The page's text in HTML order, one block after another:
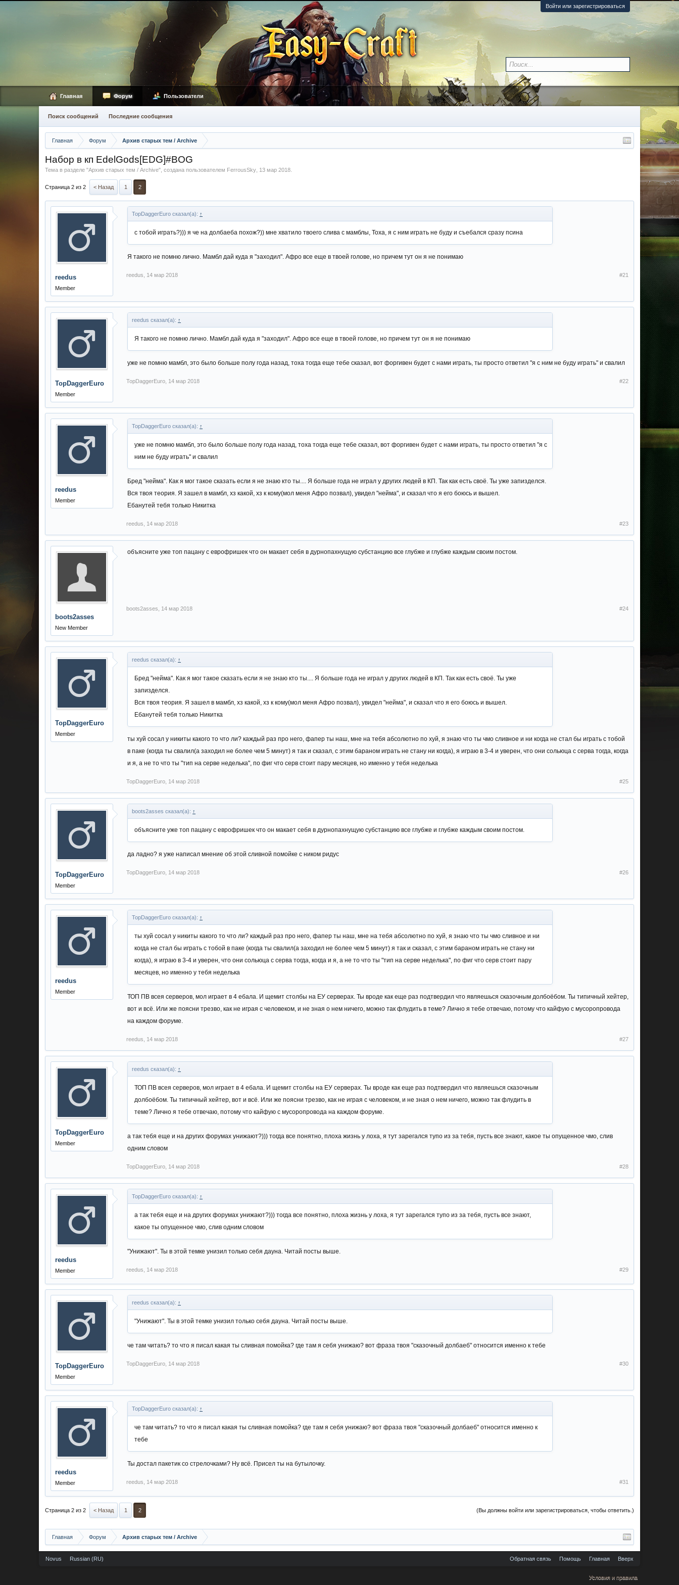
Войти или зарегистрироваться
Главная Форум Архив старых тем / Archive
Набор в кп EdelGods[EDG]#BOG
Тема в разделе "Архив старых тем / Archive", создана пользователем FerrousSky 13 мар 2018
Страница 2 из 2 < Назад 1 2
reedus
Member
TopDaggerEuro сказал(а): ↑
с тобой играть?))) я че на долбаеба похож?)) мне хватило твоего слива с мамблы, Тоха, я с ним играть не буду и съебался сразу псина
Я такого не помню лично. Мамбл дай куда я "заходил". Афро все еще в твоей голове, но причем тут он я не понимаю
reedus 14 мар 2018 #21
TopDaggerEuro
Member
reedus сказал(а): ↑
Я такого не помню лично. Мамбл дай куда я "заходил". Афро все еще в твоей голове, но причем тут он я не понимаю
уже не помню мамбл, это было больше полу года назад, тоха тогда еще тебе сказал, вот форгивен будет с нами играть, ты просто ответил "я с ним не буду играть" и свалил
TopDaggerEuro 14 мар 2018 #22
reedus
Member
TopDaggerEuro сказал(а): ↑
уже не помню мамбл, это было больше полу года назад, тоха тогда еще тебе сказал, вот форгивен будет с нами играть, ты просто ответил "я с
ним не буду играть" и свалил
Бред "нейма". Как я мог такое сказать если я не знаю кто ты.... Я больше года не играл у других людей в КП. Так как есть своё. Ты уже запизделся.
Вся твоя теория. Я зашел в мамбл, хз какой, хз к кому(мол меня Афро позвал), увидел "нейма", и сказал что я его боюсь и вышел.
Ебанутей тебя только Никитка
reedus 14 мар 2018 #23
boots2asses
New Member
объясните уже топ пацану с еврофришек что он макает себя в дурнопахнущую субстанцию все глубже и глубже каждым своим постом.
boots2asses 14 мар 2018 #24
TopDaggerEuro
Member
reedus сказал(а): ↑
Бред "нейма". Как я мог такое сказать если я не знаю кто ты.... Я больше года не играл у других людей в КП. Так как есть своё. Ты уже
запизделся.
Вся твоя теория. Я зашел в мамбл, хз какой, хз к кому(мол меня Афро позвал), увидел "нейма", и сказал что я его боюсь и вышел.
Ебанутей тебя только Никитка
ты хуй сосал у никиты какого то что ли? каждый раз про него, фапер ты наш, мне на тебя абсолютно по хуй, я знаю что ты чмо сливное и ни когда не стал бы играть с тобой
в паке (когда ты свалил(а заходил не более чем 5 минут) я так и сказал, с этим бараном играть не стану ни когда), я играю в 3-4 и уверен, что они сольюца с серва тогда, когда
и я, а не то что ты "тип на серве неделька", по фиг что серв стоит пару месяцев, но именно у тебя неделька
TopDaggerEuro 14 мар 2018 #25
TopDaggerEuro
Member
boots2asses сказал(а): ↑
объясните уже топ пацану с еврофришек что он макает себя в дурнопахнущую субстанцию все глубже и глубже каждым своим постом.
да ладно? я уже написал мнение об этой сливной помойке с ником ридус
TopDaggerEuro 14 мар 2018 #26
reedus
Member
TopDaggerEuro сказал(а): ↑
ты хуй сосал у никиты какого то что ли? каждый раз про него, фапер ты наш, мне на тебя абсолютно по хуй, я знаю что ты чмо сливное и ни
когда не стал бы играть с тобой в паке (когда ты свалил(а заходил не более чем 5 минут) я так и сказал, с этим бараном играть не стану ни
когда), я играю в 3-4 и уверен, что они сольюца с серва тогда, когда и я, а не то что ты "тип на серве неделька", по фиг что серв стоит пару
месяцев, но именно у тебя неделька
ТОП ПВ всея серверов, мол играет в 4 ебала. И щемит столбы на ЕУ серверах. Ты вроде как еще раз подтвердил что являешься сказочным долбоёбом. Ты типичный хейтер,
вот и всё. Или же поясни трезво, как не играя с человеком, и не зная о нем ничего, можно так флудить в теме? Лично я тебе отвечаю, потому что кайфую с мусоропровода
на каждом форуме.
reedus 14 мар 2018 #27
TopDaggerEuro
Member
reedus сказал(а): ↑
ТОП ПВ всея серверов, мол играет в 4 ебала. И щемит столбы на ЕУ серверах. Ты вроде как еще раз подтвердил что являешься сказочным
долбоёбом. Ты типичный хейтер, вот и всё. Или же поясни трезво, как не играя с человеком, и не зная о нем ничего, можно так флудить в
теме? Лично я тебе отвечаю, потому что кайфую с мусоропровода на каждом форуме.
а так тебя еще и на других форумах унижают?))) тогда все понятно, плоха жизнь у лоха, я тут зарегался тупо из за тебя, пусть все знают, какое ты опущенное чмо, слив
одним словом
TopDaggerEuro 14 мар 2018 #28
reedus
Member
TopDaggerEuro сказал(а): ↑
а так тебя еще и на других форумах унижают?))) тогда все понятно, плоха жизнь у лоха, я тут зарегался тупо из за тебя, пусть все знают,
какое ты опущенное чмо, слив одним словом
"Унижают". Ты в этой темке унизил только себя дауна. Читай посты выше.
reedus 14 мар 2018 #29
TopDaggerEuro
Member
reedus сказал(а): ↑
"Унижают". Ты в этой темке унизил только себя дауна. Читай посты выше.
че там читать? то что я писал какая ты сливная помойка? где там я себя унижаю? вот фраза твоя "сказочный долбаеб" относится именно к тебе
TopDaggerEuro 14 мар 2018 #30
reedus
Member
TopDaggerEuro сказал(а): ↑
че там читать? то что я писал какая ты сливная помойка? где там я себя унижаю? вот фраза твоя "сказочный долбаеб" относится именно к
тебе
Ты достал пакетик со стрелочками? Ну всё. Присел ты на бутылочку.
reedus 14 мар 2018 #31
(Вы должны войти или зарегистрироваться, чтобы ответить.)
Страница 2 из 2 < Назад 1 2
Главная Форум Архив старых тем / Archive
Главная Форум
Поиск сообщений Последние сообщения
Пользователи
Novus Russian (RU) Обратная связь Помощь Главная Вверх
Условия и правила